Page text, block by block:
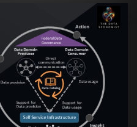
Die
Inspired Human
VIEW